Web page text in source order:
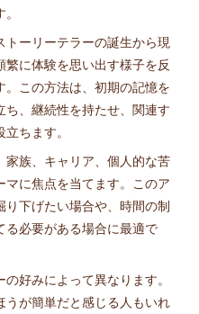
ーリーテラーの誕生から現
に体験を思い出す様子を反
この方法は、初期の記憶を
、継続性を持たせ、関連す
ちます。
族、キャリア、個人的な苦
に焦点を当てます。このア
下げたい場合や、時間の制
る必要がある場合に最適で
好みによって異なります。
が簡単だと感じる人もいれ